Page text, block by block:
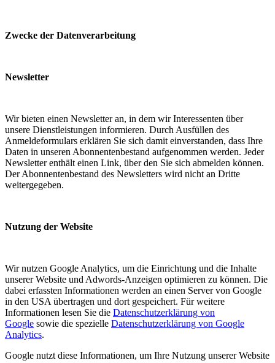
Zwecke der Datenverarbeitung
Newsletter
Wir bieten einen Newsletter an, in dem wir Interessenten über
unsere Dienstleistungen informieren. Durch Ausfüllen des
Anmeldeformulars erklären Sie sich damit einverstanden, dass Ihre
Daten in unseren Abonnentenbestand aufgenommen werden. Jeder
Newsletter enthält einen Link, über den Sie sich abmelden können.
Der Abonnentenbestand des Newsletters wird nicht an Dritte
weitergegeben.
Nutzung der Website
Wir nutzen Google Analytics, um die Einrichtung und die Inhalte
unserer Website und Adwords-Anzeigen optimieren zu können. Die
dabei erfassten Informationen werden an einen Server von Google
in den USA übertragen und dort gespeichert. Für weitere
Informationen lesen Sie die Datenschutzerklärung von
Google sowie die spezielle Datenschutzerklärung von Google
Analytics.
Google nutzt diese Informationen, um Ihre Nutzung unserer Website